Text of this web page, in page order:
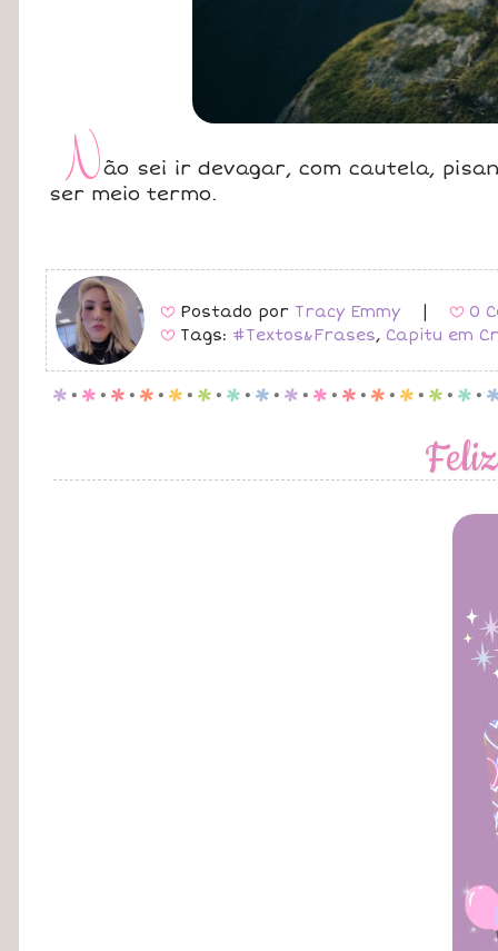
Não sei ir devagar, com cautela,
ser meio termo.
B Postado por Tracy Emmy B 0
B Tags: #Textos&Frases, Capitu em
p . p . p . p . p . p . p . p . p . p . p . p . p . p . p .